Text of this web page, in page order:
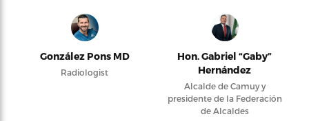
González Pons MD
Radiologist
Hon. Gabriel “Gaby”
Hernández
Alcalde de Camuy y
presidente de la Federación
de Alcaldes